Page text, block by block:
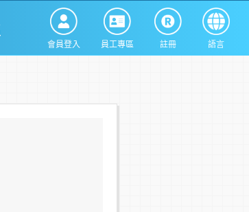
會員登入 員工專區 註冊 語言